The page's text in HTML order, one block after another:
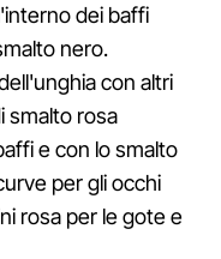
dei baffi
nero.
con altri
smalto rosa
e con lo smalto
per gli occhi
rosa per le gote e